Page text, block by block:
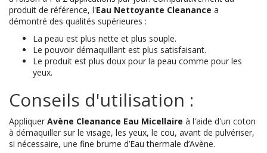
produit de référence, l'Eau Nettoyante Cleanance a
démontré des qualités supérieures :
La peau est plus nette et plus souple.
Le pouvoir démaquillant est plus satisfaisant.
Le produit est plus doux pour la peau comme pour les
yeux.
Conseils d'utilisation :
Appliquer Avène Cleanance Eau Micellaire à l'aide d'un coton
à démaquiller sur le visage, les yeux, le cou, avant de pulvériser,
si nécessaire, une fine brume d’Eau thermale d’Avène.